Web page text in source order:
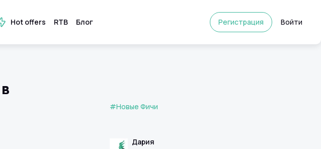
Hot offers RTB Блог Регистрация Войти
#Новые Фичи
Дария